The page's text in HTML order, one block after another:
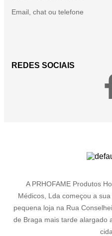
Email, chat ou telefone
REDES SOCIAIS
A PRHOFAME Produtos
Médicos, Lda começou a
pequena loja na Rua
de Braga mais tarde alargado